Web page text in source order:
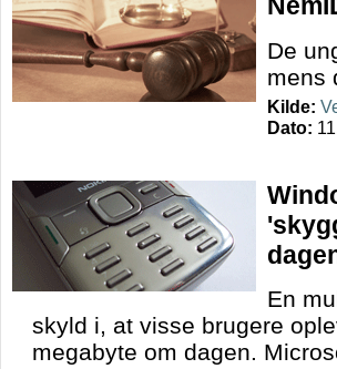
De
mens
Kilde:
Dato:
En
skyld i, at visse brugere
megabyte om dagen.